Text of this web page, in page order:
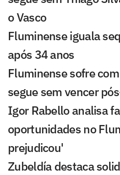
o Vasco
Fluminense iguala
após 34 anos
Fluminense sofre
segue sem vencer
Igor Rabello analisa
oportunidades no
prejudicou'
Zubeldía destaca